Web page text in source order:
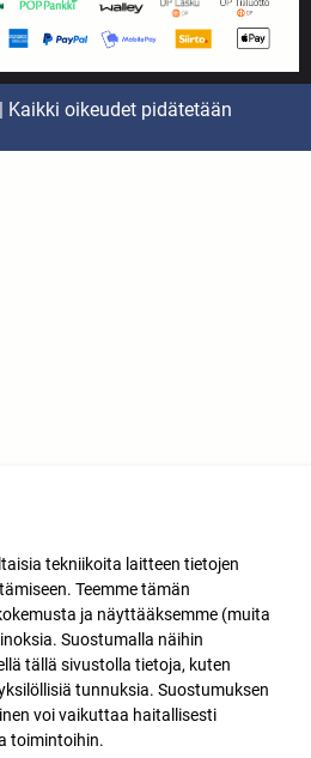
Kaikki oikeudet pidätetään
tekniikoita laitteen tietojen
Teemme tämän
ja näyttääksemme (muita
Suostumalla näihin
tällä sivustolla tietoja, kuten
tunnuksia. Suostumuksen
voi vaikuttaa haitallisesti
toimintoihin.